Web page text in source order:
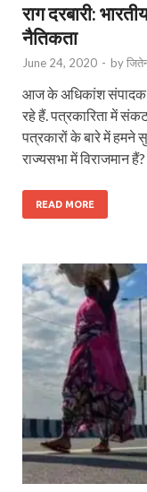
राग दरबारी:
नैतिकता
June 24, 2020 - by
आज के अधिकांश संपादक
रहे हैं. पत्रकारिता में
पत्रकारों के बारे में
राज्यसभा में विराजमान हैं?
READ MORE